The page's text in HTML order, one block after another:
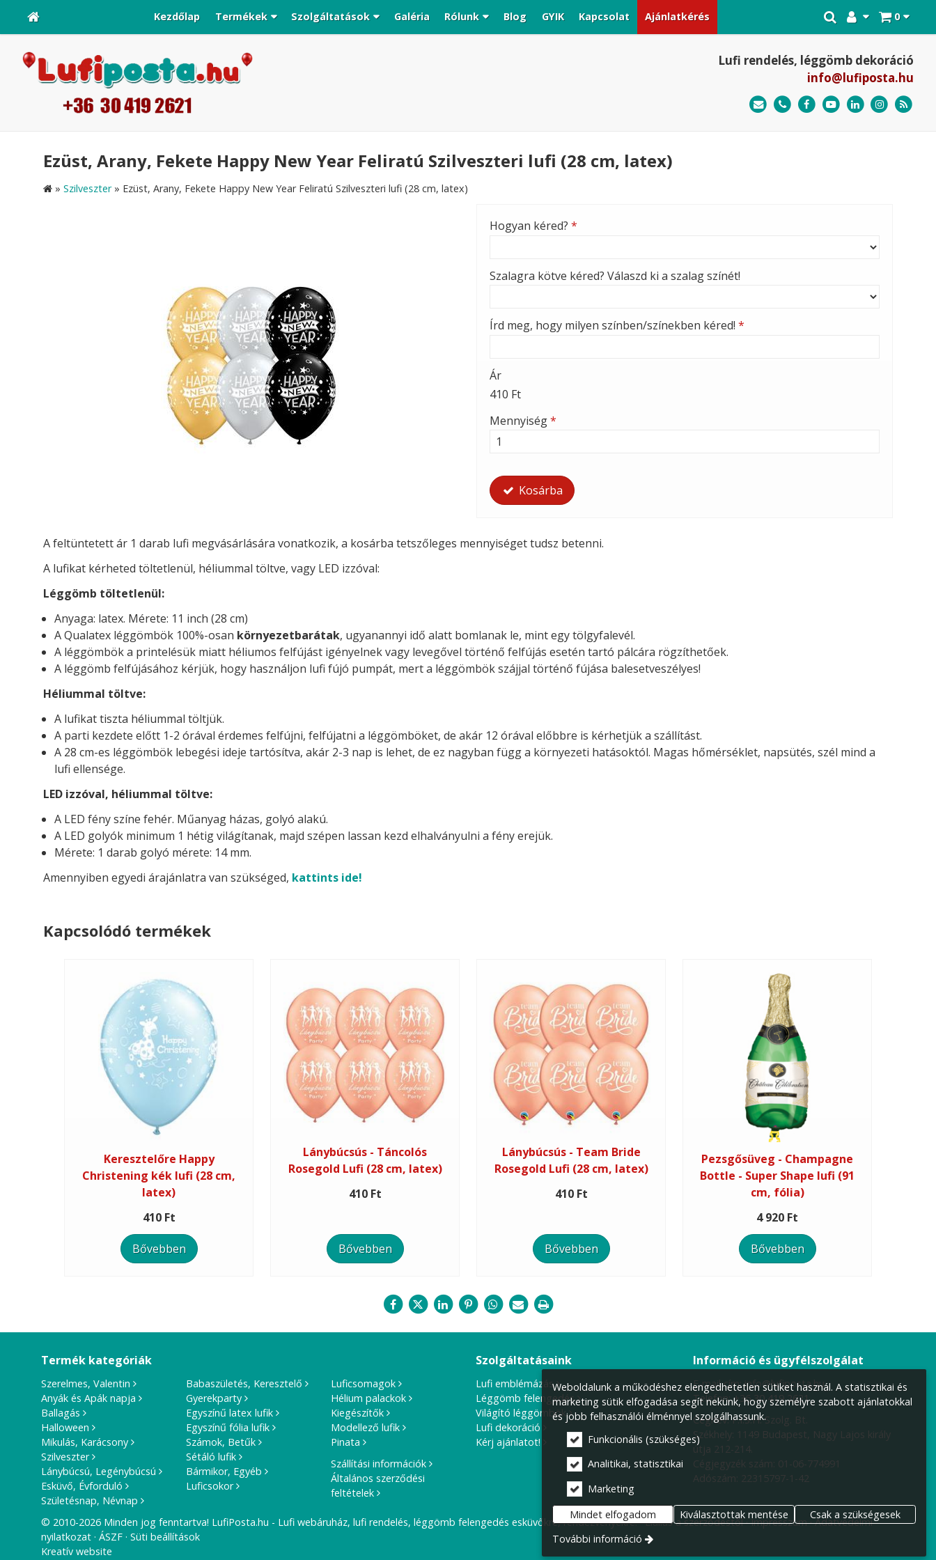
0
Kezdőlap Termékek Szolgáltatások Galéria Rólunk Blog GYIK Kapcsolat Ajánlatkérés
Lufi rendelés, léggömb dekoráció
info@lufiposta.hu
Ezüst, Arany, Fekete Happy New Year Feliratú Szilveszteri lufi (28 cm, latex)
» Szilveszter» Ezüst, Arany, Fekete Happy New Year Feliratú Szilveszteri lufi (28 cm, latex)
Hogyan kéred? *
Szalagra kötve kéred? Válaszd ki a szalag színét!
Írd meg, hogy milyen színben/színekben kéred! *
Ár
410 Ft
Mennyiség*
Kosárba
A feltüntetett ár 1 darab lufi megvásárlására vonatkozik, a kosárba tetszőleges mennyiséget tudsz betenni.
A lufikat kérheted töltetlenül, héliummal töltve, vagy LED izzóval:
Léggömb töltetlenül:
Anyaga: latex. Mérete: 11 inch (28 cm)
A Qualatex léggömbök 100%-osan környezetbarátak, ugyanannyi idő alatt bomlanak le, mint egy tölgyfalevél.
A léggömbök a printelésük miatt héliumos felfújást igényelnek vagy levegővel történő felfújás esetén tartó pálcára rögzíthetőek.
A léggömb felfújásához kérjük, hogy használjon lufi fújó pumpát, mert a léggömbök szájjal történő fújása balesetveszélyes!
Héliummal töltve:
A lufikat tiszta héliummal töltjük.
A parti kezdete előtt 1-2 órával érdemes felfújni, felfújatni a léggömböket, de akár 12 órával előbbre is kérhetjük a szállítást.
A 28 cm-es léggömbök lebegési ideje tartósítva, akár 2-3 nap is lehet, de ez nagyban függ a környezeti hatásoktól. Magas hőmérséklet, napsütés, szél mind a
lufi ellensége.
LED izzóval, héliummal töltve:
A LED fény színe fehér. Műanyag házas, golyó alakú.
A LED golyók minimum 1 hétig világítanak, majd szépen lassan kezd elhalványulni a fény erejük.
Mérete: 1 darab golyó mérete: 14 mm.
Amennyiben egyedi árajánlatra van szükséged, kattints ide!
Kapcsolódó termékek
Keresztelőre Happy
Christening kék lufi (28 cm,
latex)
410 Ft
Bővebben
Lánybúcsús - Táncolós
Rosegold Lufi (28 cm, latex)
410 Ft
Bővebben
Lánybúcsús - Team Bride
Rosegold Lufi (28 cm, latex)
410 Ft
Bővebben
Pezsgősüveg - Champagne
Bottle - Super Shape lufi (91
cm, fólia)
4 920 Ft
Bővebben
Termék kategóriák
Szerelmes, Valentin
Anyák és Apák napja
Ballagás
Halloween
Mikulás, Karácsony
Szilveszter
Lánybúcsú, Legénybúcsú
Esküvő, Évforduló
Születésnap, Névnap
Babaszületés, Keresztelő
Gyerekparty
Egyszínű latex lufik
Egyszínű fólia lufik
Számok, Betűk
Sétáló lufik
Bármikor, Egyéb
Luficsokor
Luficsomagok
Hélium palackok
Kiegészítők
Modellező lufik
Pinata
Szállítási információk
Általános szerződési
feltételek
Szolgáltatásaink
Lufi emblémázás
Léggömb felengedés
Világító léggömbök
Lufi dekoráció
Kérj ajánlatot!
Információ és ügyfélszolgálat
E-mail cím:info@lufiposta.hu
Telefon:+36 30 419 2621
Cégnév: F.I.S.H. Szolg. Bt.
Székhely: 1149 Budapest, Nagy Lajos király
útja 212-214.
Cégjegyzék szám: 01-06-774991
Adószám: 22315797-1-42
© 2010-2026 Minden jog fenntartva! LufiPosta.hu - Lufi webáruház, lufi rendelés, léggömb felengedés esküvőkre, rendezvényekre. Elállás a szerződéstől Impresszum Adatvédelmi
nyilatkozat ÁSZF Süti beállítások
Kreatív website
Weboldalunk a működéshez elengedhetetlen sütiket használ. A statisztikai és
marketing sütik elfogadása segít nekünk, hogy személyre szabott ajánlatokkal
és jobb felhasználói élménnyel szolgálhassunk.
Funkcionális (szükséges)
Analitikai, statisztikai
Marketing
Mindet elfogadom
Kiválasztottak mentése
Csak a szükségesek
További információ